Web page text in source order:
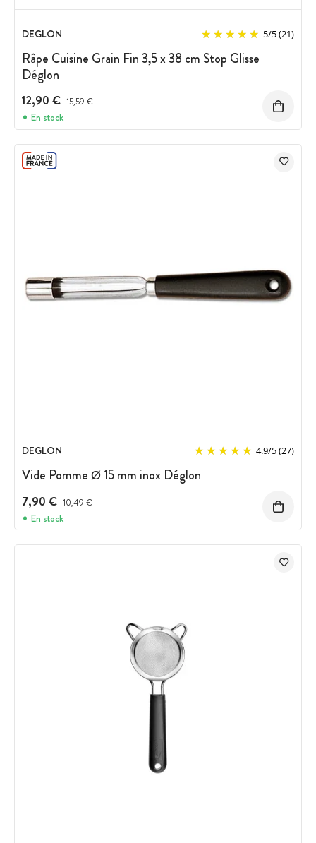
DEGLON 5/5(21)
Râpe Cuisine Grain Fin 3,5 x 38 cm Stop Glisse
Déglon
12,90 € Prix avant réduction :
15,59 €
En stock
DEGLON 4.9/5(27)
Vide Pomme Ø 15 mm inox Déglon
7,90 € Prix avant réduction :
10,49 €
En stock